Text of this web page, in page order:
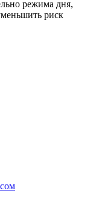
режима дня,
риск